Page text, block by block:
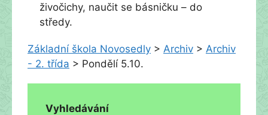
živočichy, naučit se básničku – do
středy.
Základní škola Novosedly > Archiv > Archiv
- 2. třída > Pondělí 5.10.
Vyhledávání